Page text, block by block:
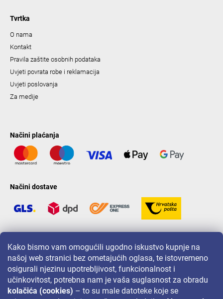
Kako bismo vam omogućili ugodno iskustvo kupnje na
našoj web stranici bez ometajućih oglasa, te istovremeno
osigurali njezinu upotrebljivost, funkcionalnost i
učinkovitost, potrebna nam je vaša suglasnost za obradu
kolačića (cookies) – to su male datoteke koje se
Tvrtka
O nama
Kontakt
Pravila zaštite osobnih podataka
Uvjeti povrata robe i reklamacija
Uvjeti poslovanja
Za medije
Načini plaćanja
Načini dostave